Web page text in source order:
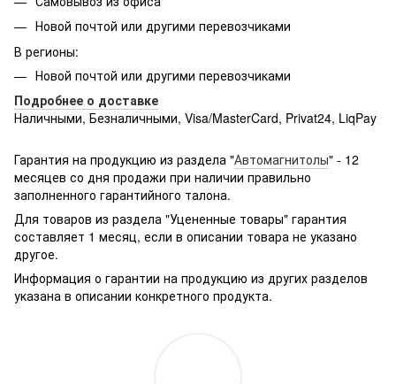
Новой почтой или другими перевозчиками
В регионы:
Новой почтой или другими перевозчиками
Подробнее о доставке
Наличными, Безналичными, Visa/MasterCard, Privat24, LiqPay
g361hhadsek/p3316040/#
Гарантия на продукцию из раздела "Автомагнитолы" - 12
месяцев со дня продажи при наличии правильно
заполненного гарантийного талона.
Для товаров из раздела "Уцененные товары" гарантия
составляет 1 месяц, если в описании товара не указано
другое.
Информация о гарантии на продукцию из других разделов
указана в описании конкретного продукта.